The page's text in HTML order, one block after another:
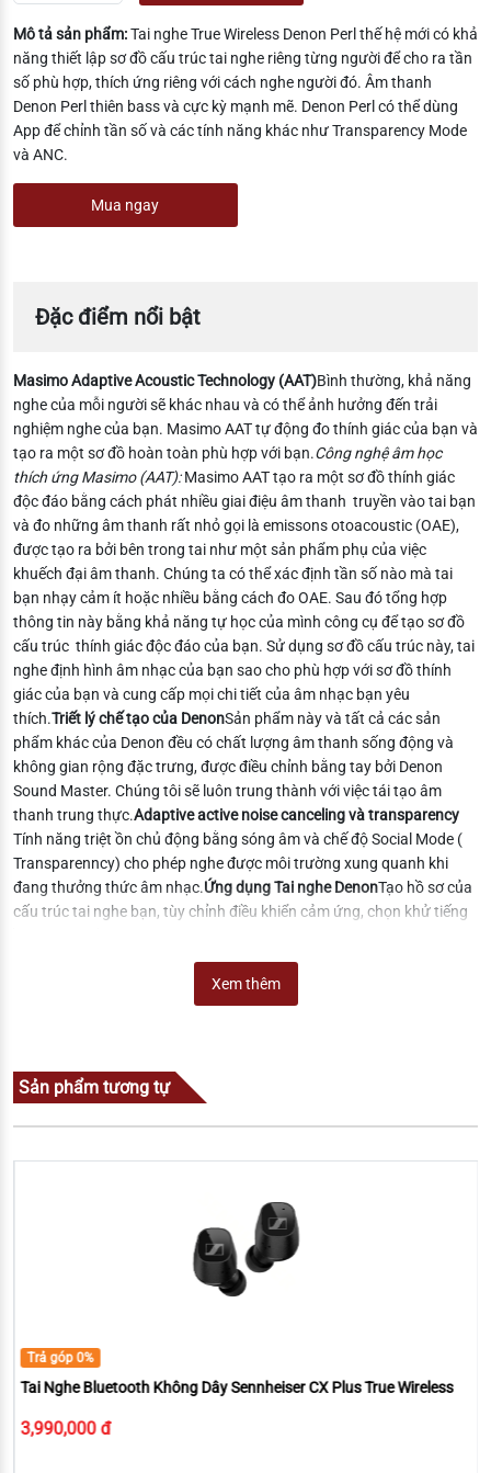
Mô tả sản phẩm:Tai nghe True Wireless Denon Perl thế hệ mới có khả
năng thiết lập sơ đồ cấu trúc tai nghe riêng từng người để cho ra tần
số phù hợp, thích ứng riêng với cách nghe người đó. Âm thanh
Denon Perl thiên bass và cực kỳ mạnh mẽ. Denon Perl có thể dùng
App để chỉnh tần số và các tính năng khác như Transparency Mode
và ANC.
Mua ngay
Đặc điểm nổi bật
Masimo Adaptive Acoustic Technology (AAT)Bình thường, khả năng
nghe của mỗi người sẽ khác nhau và có thể ảnh hưởng đến trải
nghiệm nghe của bạn. Masimo AAT tự động đo thính giác của bạn và
tạo ra một sơ đồ hoàn toàn phù hợp với bạn.Công nghệ âm học
thích ứng Masimo (AAT):Masimo AAT tạo ra một sơ đồ thính giác
độc đáo bằng cách phát nhiều giai điệu âm thanh truyền vào tai bạn
và đo những âm thanh rất nhỏ gọi là emissons otoacoustic (OAE),
được tạo ra bởi bên trong tai như một sản phẩm phụ của việc
khuếch đại âm thanh. Chúng ta có thể xác định tần số nào mà tai
bạn nhạy cảm ít hoặc nhiều bằng cách đo OAE. Sau đó tổng hợp
thông tin này bằng khả năng tự học của mình công cụ để tạo sơ đồ
cấu trúc thính giác độc đáo của bạn. Sử dụng sơ đồ cấu trúc này, tai
nghe định hình âm nhạc của bạn sao cho phù hợp với sơ đồ thính
giác của bạn và cung cấp mọi chi tiết của âm nhạc bạn yêu
thích.Triết lý chế tạo của DenonSản phẩm này và tất cả các sản
phẩm khác của Denon đều có chất lượng âm thanh sống động và
không gian rộng đặc trưng, được điều chỉnh bằng tay bởi Denon
Sound Master. Chúng tôi sẽ luôn trung thành với việc tái tạo âm
thanh trung thực.Adaptive active noise canceling và transparency
Tính năng triệt ồn chủ động bằng sóng âm và chế độ Social Mode (
Transparenncy) cho phép nghe được môi trường xung quanh khi
đang thưởng thức âm nhạc.Ứng dụng Tai nghe DenonTạo hồ sơ của
cấu trúc tai nghe bạn, tùy chỉnh điều khiển cảm ứng, chọn khử tiếng
cho tai nghe vì qua đó các bạn được rất nhiều lợi ích từ ứng dụng
Khả năng thích ứng thời tiết và kháng mồ hôi cấp độ IPX4
chịu được quá trình tập luyện khắc nghiệt nhất của bạn hoặc bị mắc
sạcVới thời lượng pin của tai nghe lên đến 6 giờ cho mỗi lần sạc, 24
giờ sạc trong hộp đựng và sạc không dây qua hộp đựng, tai nghe
nhét tai của bạn luôn sẵn sàng hoạt động.
Xem thêm
Sản phẩm tương tự
Trả góp 0%
Tai Nghe Bluetooth Không Dây Sennheiser CX Plus True Wireless
3,990,000 đ